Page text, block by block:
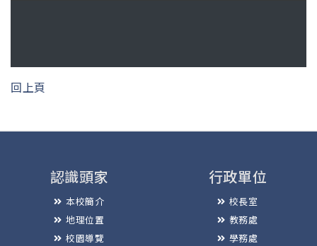
回上頁
認識頭家
本校簡介
地理位置
校園導覽
行政單位
校長室
教務處
學務處